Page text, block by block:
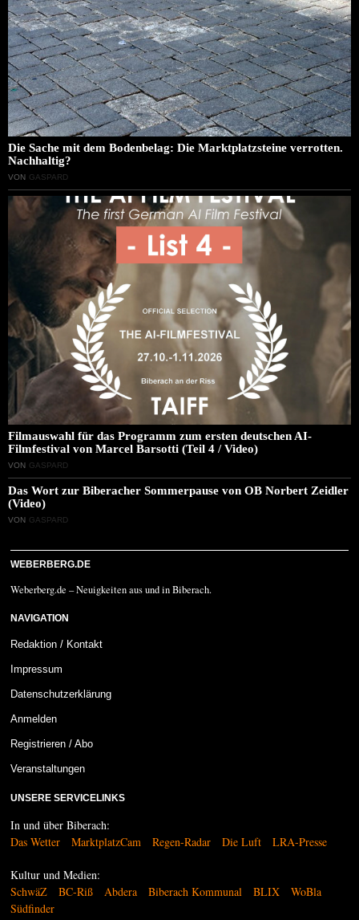
Die Sache mit dem Bodenbelag: Die Marktplatzsteine verrotten.
Nachhaltig?
VON GASPARD
Filmauswahl für das Programm zum ersten deutschen AI-
Filmfestival von Marcel Barsotti (Teil 4 / Video)
VON GASPARD
Das Wort zur Biberacher Sommerpause von OB Norbert Zeidler
(Video)
VON GASPARD
WEBERBERG.DE
Weberberg.de – Neuigkeiten aus und in Biberach.
NAVIGATION
Redaktion / Kontakt
Impressum
Datenschutzerklärung
Anmelden
Registrieren / Abo
Veranstaltungen
UNSERE SERVICELINKS
In und über Biberach:
Das Wetter
MarktplatzCam Regen-Radar Die Luft LRA-Presse
Kultur und Medien:
SchwäZ
BC-Riß Abdera Biberach Kommunal BLIX
WoBla
Südfinder